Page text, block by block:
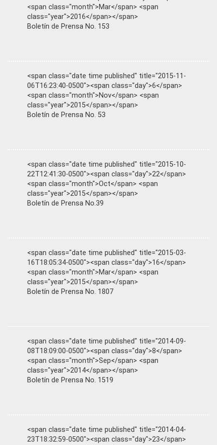
<span class="month">Mar</span> <span
class="year">2016</span></span>
Boletín de Prensa No. 153
<span class="date time published" title="2015-11-
06T16:23:40-0500"><span class="day">6</span>
<span class="month">Nov</span> <span
class="year">2015</span></span>
Boletín de Prensa No. 53
<span class="date time published" title="2015-10-
22T12:41:30-0500"><span class="day">22</span>
<span class="month">Oct</span> <span
class="year">2015</span></span>
Boletín de Prensa No.39
<span class="date time published" title="2015-03-
16T18:05:34-0500"><span class="day">16</span>
<span class="month">Mar</span> <span
class="year">2015</span></span>
Boletín de Prensa No. 1807
<span class="date time published" title="2014-09-
08T18:09:00-0500"><span class="day">8</span>
<span class="month">Sep</span> <span
class="year">2014</span></span>
Boletín de Prensa No. 1519
<span class="date time published" title="2014-04-
23T18:32:59-0500"><span class="day">23</span>